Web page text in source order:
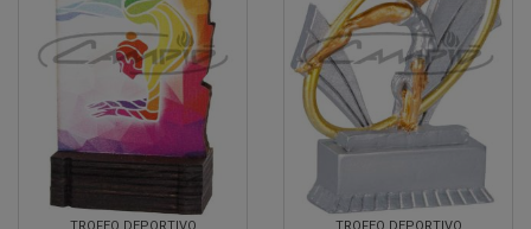
TROFEO DEPORTIVO
TROFEO DEPORTIVO